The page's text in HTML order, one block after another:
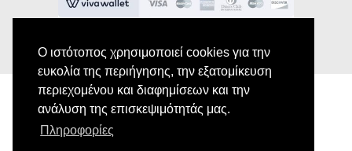
Ο ιστότοπος χρησιμοποιεί cookies για την
ευκολία της περιήγησης, την εξατομίκευση
περιεχομένου και διαφημίσεων και την
ανάλυση της επισκεψιμότητάς μας.
Πληροφορίες
Εγγραφή στο Newsletter